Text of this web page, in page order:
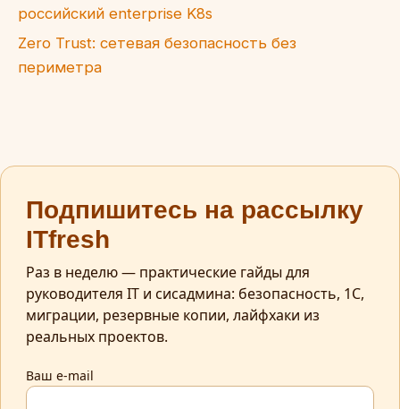
российский enterprise K8s
Zero Trust: сетевая безопасность без
периметра
Подпишитесь на рассылку
ITfresh
Раз в неделю — практические гайды для
руководителя IT и сисадмина: безопасность, 1С,
миграции, резервные копии, лайфхаки из
реальных проектов.
Ваш e-mail